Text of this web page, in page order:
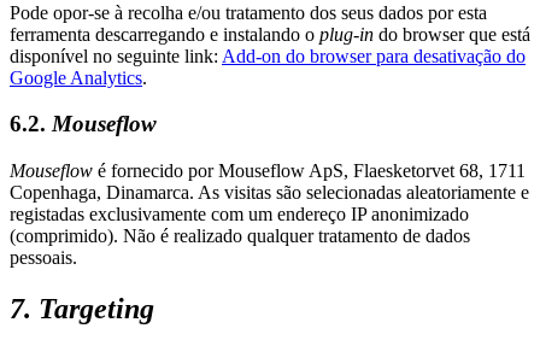
Pode opor-se à recolha e/ou tratamento dos seus dados por esta
ferramenta descarregando e instalando o plug-in do browser que está
disponível no seguinte link: Add-on do browser para desativação do
Google Analytics.
6.2.Mouseflow
Mouseflow é fornecido por Mouseflow ApS, Flaesketorvet 68, 1711
Copenhaga, Dinamarca. As visitas são selecionadas aleatoriamente e
registadas exclusivamente com um endereço IP anonimizado
(comprimido). Não é realizado qualquer tratamento de dados
pessoais.
7. Targeting